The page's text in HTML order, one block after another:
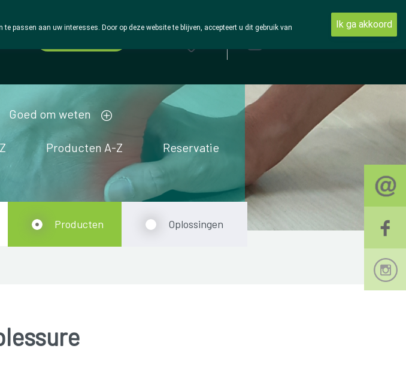
Goed om weten
Producten A-Z Reservatie
Producten Oplossingen
passen aan uw interesses. Door op deze website te blijven, accepteert u dit gebruik van
Ik ga akkoord